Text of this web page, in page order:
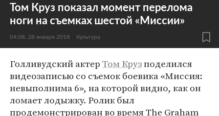
Том Круз показал момент перелома
ноги на съемках шестой «Миссии»
04:08, 28 января 2018 Культура
Голливудский актерТом Крузподелился
видеозаписью со съемок боевика «Миссия:
невыполнима 6», на которой видно, как он
ломает лодыжку. Ролик был
продемонстрирован во время The Graham